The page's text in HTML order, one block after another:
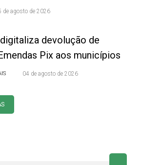
de agosto de 2026
devolução de
Pix aos municípios
04 de agosto de 2026